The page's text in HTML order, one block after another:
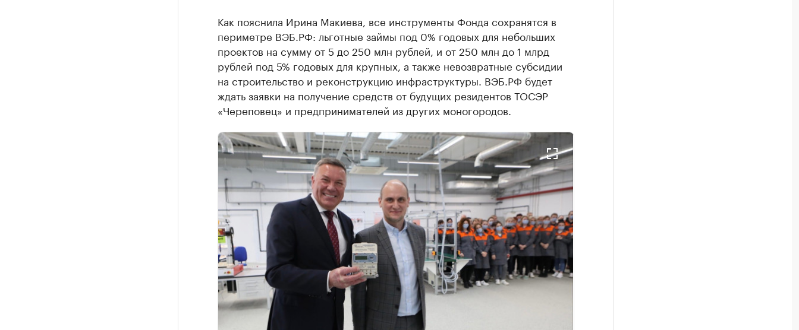
Как пояснила Ирина Макиева, все инструменты Фонда сохранятся в
периметре ВЭБ.РФ: льготные займы под 0% годовых для небольших
проектов на сумму от 5 до 250 млн рублей, и от 250 млн до 1 млрд
рублей под 5% годовых для крупных, а также невозвратные субсидии
на строительство и реконструкцию инфраструктуры. ВЭБ.РФ будет
ждать заявки на получение средств от будущих резидентов ТОСЭР
«Череповец» и предпринимателей из других моногородов.